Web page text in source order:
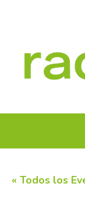
« Todos los